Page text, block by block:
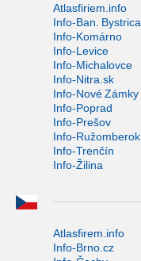
Atlasfiriem.info
Info-Ban. Bystrica
Info-Komárno
Info-Levice
Info-Michalovce
Info-Nitra.sk
Info-Nové Zámky
Info-Poprad
Info-Prešov
Info-Ružomberok
Info-Trenčín
Info-Žilina
Atlasfirem.info
Info-Brno.cz